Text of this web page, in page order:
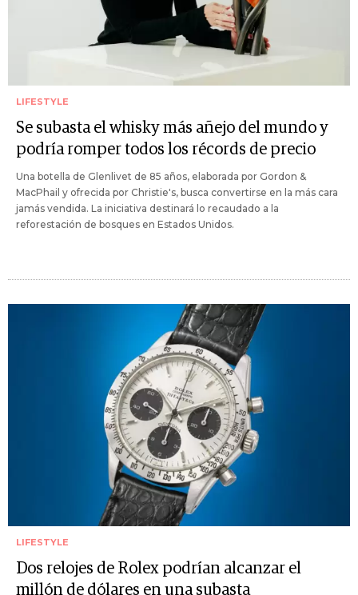
LIFESTYLE
Se subasta el whisky más añejo del mundo y
podría romper todos los récords de precio
Una botella de Glenlivet de 85 años, elaborada por Gordon &
MacPhail y ofrecida por Christie's, busca convertirse en la más cara
jamás vendida. La iniciativa destinará lo recaudado a la
reforestación de bosques en Estados Unidos.
LIFESTYLE
Dos relojes de Rolex podrían alcanzar el
millón de dólares en una subasta